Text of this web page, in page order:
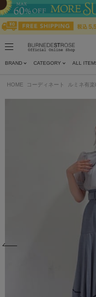
BRAND CATEGORY ALL
HOME コーディネート ルミネ有